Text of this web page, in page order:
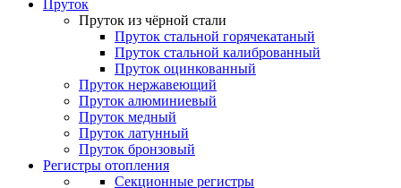
Пруток
Пруток из чёрной стали
Пруток стальной горячекатаный
Пруток стальной калиброванный
Пруток оцинкованный
Пруток нержавеющий
Пруток алюминиевый
Пруток медный
Пруток латунный
Пруток бронзовый
Регистры отопления
Секционные регистры